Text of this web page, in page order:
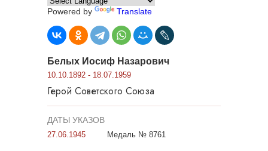
Powered by Translate
Белых Иосиф Назарович
10.10.1892 - 18.07.1959
Герой Советского Союза
ДАТЫ УКАЗОВ
27.06.1945 Медаль № 8761